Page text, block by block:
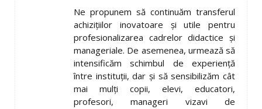
Ne propunem să continuăm transferul
achizițiilor inovatoare și utile pentru
profesionalizarea cadrelor didactice și
manageriale. De asemenea, urmează să
intensificăm schimbul de experiență
între instituții, dar și să sensibilizăm cât
mai mulți copii, elevi, educatori,
profesori, manageri vizavi de